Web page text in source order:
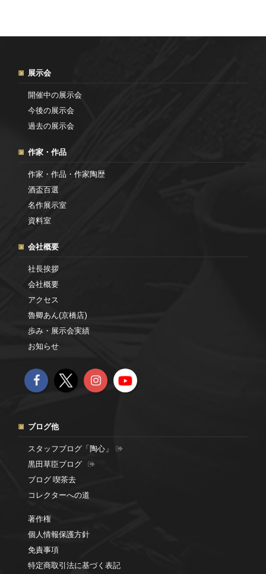
展示会
開催中の展示会
今後の展示会
過去の展示会
作家・作品
作家・作品・作家陶歴
酒盃百選
名作展示室
資料室
会社概要
社長挨拶
会社概要
アクセス
魯卿あん(京橋店)
歩み・展示会実績
お知らせ
ブログ他
スタッフブログ「陶心」
黒田草臣ブログ
ブログ 喫茶去
コレクターへの道
著作権
個人情報保護方針
免責事項
特定商取引法に基づく表記